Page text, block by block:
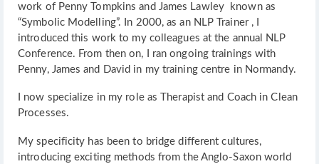
work of Penny Tompkins and James Lawley known as
“Symbolic Modelling”. In 2000, as an NLP Trainer , I
introduced this work to my colleagues at the annual NLP
Conference. From then on, I ran ongoing trainings with
Penny, James and David in my training centre in Normandy.
I now specialize in my role as Therapist and Coach in Clean
Processes.
My specificity has been to bridge different cultures,
introducing exciting methods from the Anglo-Saxon world